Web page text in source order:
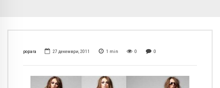
popara 27 декември, 2011 1 min 0 0